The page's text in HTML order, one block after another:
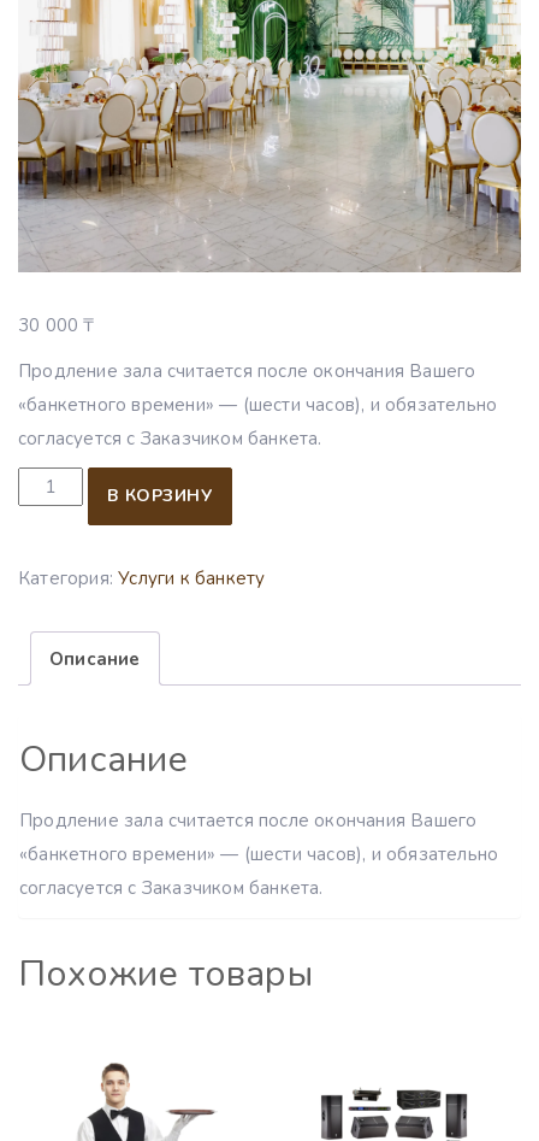
30 000₸
Продление зала считается после окончания Вашего
«банкетного времени» — (шести часов), и обязательно
согласуется с Заказчиком банкета.
Количество товара Продление зала 1 час
В КОРЗИНУ
Категория:Услуги к банкету
Описание
Описание
Продление зала считается после окончания Вашего
«банкетного времени» — (шести часов), и обязательно
согласуется с Заказчиком банкета.
Похожие товары